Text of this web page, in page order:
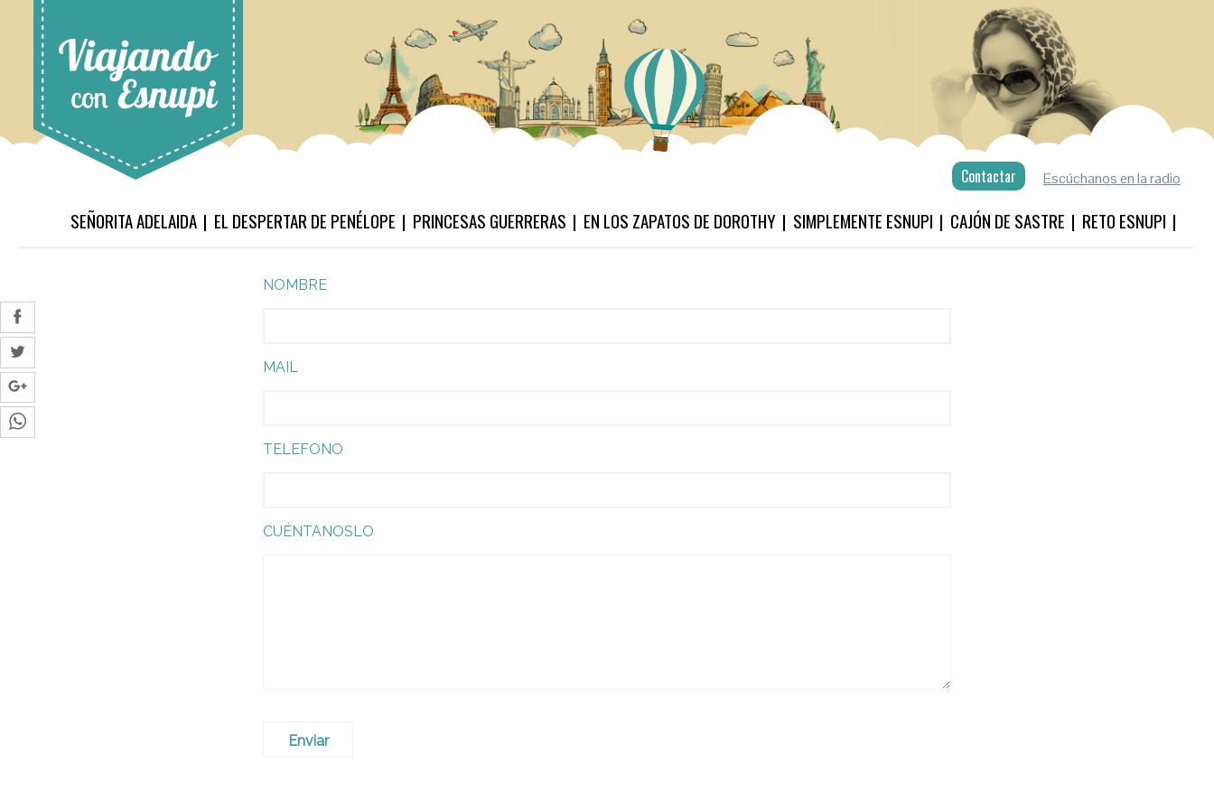
Escúchanos en la radio
Contactar
SEÑORITA ADELAIDA EL DESPERTAR DE PENÉLOPE PRINCESAS GUERRERAS EN LOS ZAPATOS DE DOROTHY SIMPLEMENTE ESNUPI CAJÓN DE SASTRE RETO ESNUPI
NOMBRE
MAIL
TELEFONO
CUÉNTANOSLO